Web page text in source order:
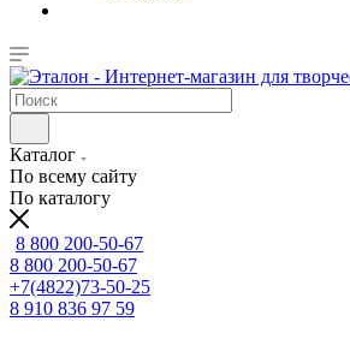
Каталог
По всему сайту
По каталогу
8 800 200-50-67
8 800 200-50-67
+7(4822)73-50-25
8 910 836 97 59